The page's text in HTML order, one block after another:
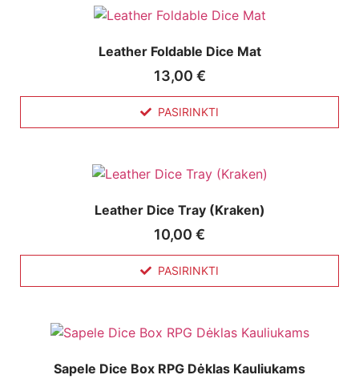
Leather Foldable Dice Mat
13,00 €
PASIRINKTI
Leather Dice Tray (Kraken)
10,00 €
PASIRINKTI
Sapele Dice Box RPG Dėklas Kauliukams